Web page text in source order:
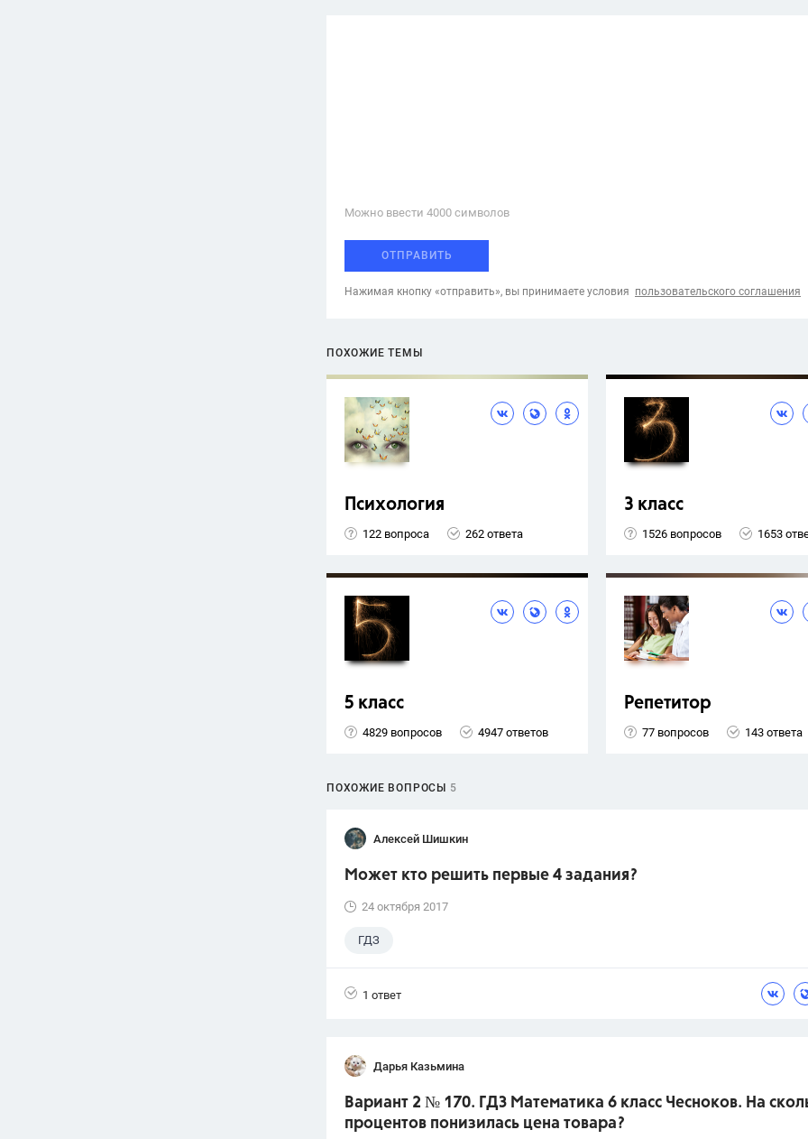
Можно ввести 4000 cимволов
ОТПРАВИТЬ
Нажимая кнопку «отправить», вы принимаете условия пользовательского соглашения
ПОХОЖИЕ ТЕМЫ
Психология
122 вопроса 262 ответа
3 класс
1526 вопросов 1653
5 класс
4829 вопросов 4947 ответов
Репетитор
77 вопросов 143 ответа
ПОХОЖИЕ ВОПРОСЫ 5
Алексей Шишкин
Может кто решить первые 4 задания?
24 октября 2017
ГДЗ
1 ответ
Дарья Казьмина
Вариант 2 № 170. ГДЗ Математика 6 класс Чесноков. На
процентов понизилась цена товара?